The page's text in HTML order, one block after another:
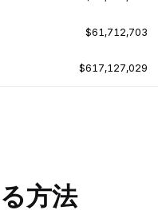
$61,712,703
$617,127,029
方法